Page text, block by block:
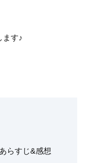
ます♪
らすじ&感想